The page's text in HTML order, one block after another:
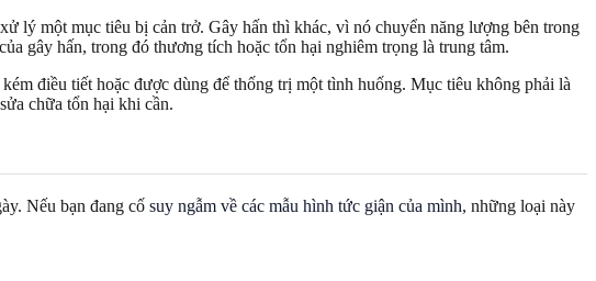
lý một mục tiêu bị cản trở. Gây hấn thì khác, vì nó chuyển năng lượng bên trong
gây hấn, trong đó thương tích hoặc tổn hại nghiêm trọng là trung tâm.
điều tiết hoặc được dùng để thống trị một tình huống. Mục tiêu không phải là
chữa tổn hại khi cần.
Nếu bạn đang cố suy ngẫm về các mẫu hình tức giận của mình, những loại này